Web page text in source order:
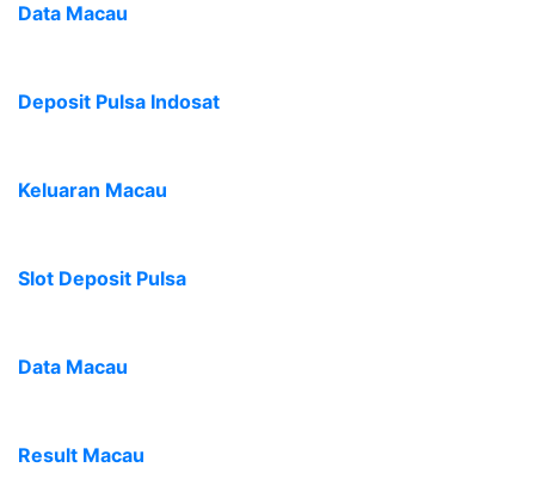
Data Macau
Deposit Pulsa Indosat
Keluaran Macau
Slot Deposit Pulsa
Data Macau
Result Macau